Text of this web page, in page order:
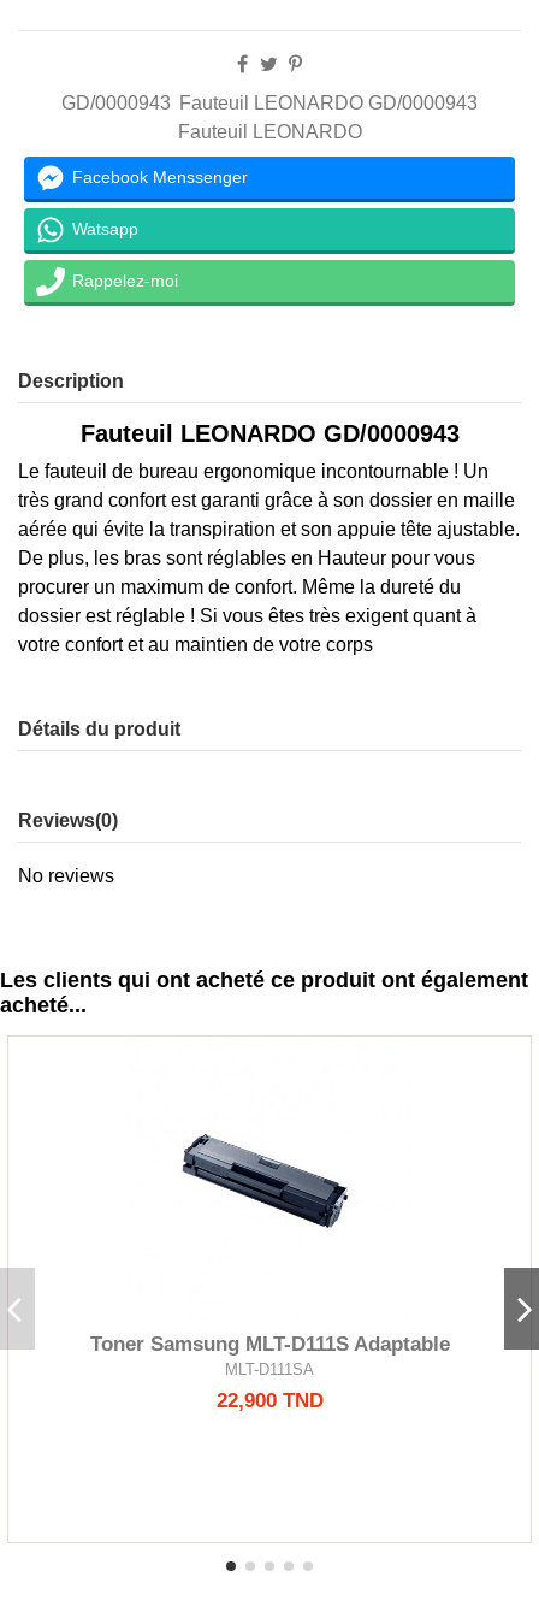
GD/0000943 Fauteuil LEONARDO GD/0000943
Fauteuil LEONARDO
Facebook Menssenger
Watsapp
Rappelez-moi
Description
Fauteuil LEONARDO GD/0000943
Le fauteuil de bureau ergonomique incontournable ! Un
très grand confort est garanti grâce à son dossier en maille
aérée qui évite la transpiration et son appuie tête ajustable.
De plus, les bras sont réglables en Hauteur pour vous
procurer un maximum de confort. Même la dureté du
dossier est réglable ! Si vous êtes très exigent quant à
votre confort et au maintien de votre corps
Détails du produit
Reviews(0)
No reviews
Les clients qui ont acheté ce produit ont également
acheté...
Toner Samsung MLT-D111S Adaptable
MLT-D111SA
22,900 TND